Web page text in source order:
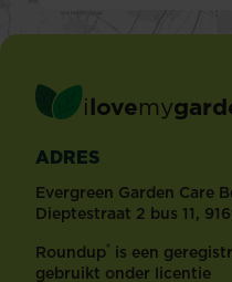
ilovemy
ADRES
Evergreen Garden Care
Dieptestraat 2 bus 11,
Roundup® is een
gebruikt onder licentie